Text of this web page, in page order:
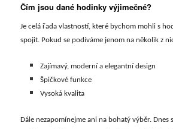
Čím jsou dané hodinky výjimečné?
Je celá řada vlastností, které bychom mohli s
spojit. Pokud se podíváme jenom na několik z
Zajímavý, moderní a elegantní design
Špičkové funkce
Vysoká kvalita
Dále nezapomínejme ani na bohatý výběr. Dnes